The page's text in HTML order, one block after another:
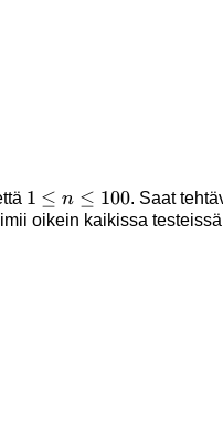
1
\le
1 ≤ n ≤ 100. Saat
oikein kaikissa